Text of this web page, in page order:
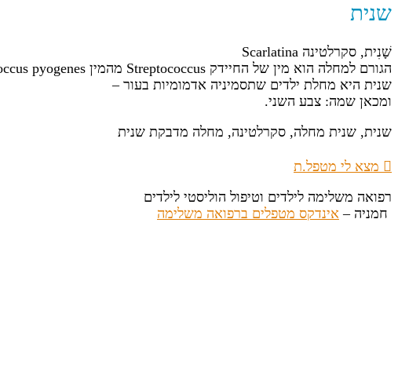
שנית
שָׁנִית, סקרלטינה Scarlatina
הגורם למחלה הוא מין של החיידק Streptococcus מהמין Streptococcus pyogenes.
שנית היא מחלת ילדים שתסמיניה אדמומיות בעור –
ומכאן שמה: צבע השני.
שנית, שנית מחלה, סקרלטינה, מחלה מדבקת שנית
מצא לי מטפל.ת
רפואה משלימה לילדים וטיפול הוליסטי לילדים
חמניה – אינדקס מטפלים ברפואה משלימה